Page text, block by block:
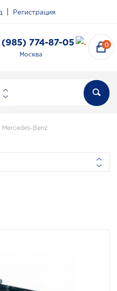
Регистрация
(985) 774-87-05
Москва
0
Mercedes-Benz